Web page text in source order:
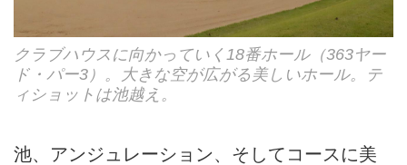
クラブハウスに向かっていく18番ホール（363ヤー
ド・パー3）。大きな空が広がる美しいホール。テ
ィショットは池越え。
池、アンジュレーション、そしてコースに美